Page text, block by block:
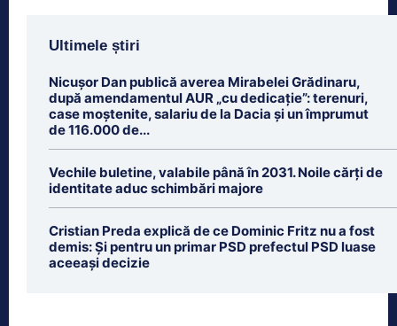
Ultimele știri
Nicușor Dan publică averea Mirabelei Grădinaru,
după amendamentul AUR „cu dedicație”: terenuri,
case moștenite, salariu de la Dacia și un împrumut
de 116.000 de...
Vechile buletine, valabile până în 2031. Noile cărți de
identitate aduc schimbări majore
Cristian Preda explică de ce Dominic Fritz nu a fost
demis: Și pentru un primar PSD prefectul PSD luase
aceeași decizie